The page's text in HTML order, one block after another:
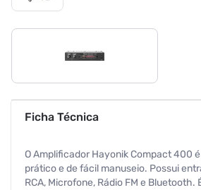
Ficha Técnica
O Amplificador Hayonik Compact 400
prático e de fácil manuseio. Possui
RCA, Microfone, Rádio FM e Bluetooth.